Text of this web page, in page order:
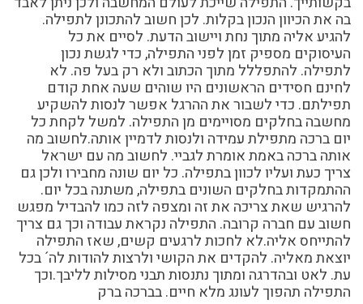
בה את הכיוון הנכון בקלות. לכן חשוב להתכונן לתפילה.
להגיע אליה מתוך נחת ויישוב הדעת. לסיים את כל
העיסוקים מספיק זמן לפני התפילה, כדי לגשת נכון
לתפילה. להתפללל מתוך הכתוב ולא רק בעל פה. לא
לחינם חסידים הראשונים היו שוהים שעה אחת קודם
תפילתם. כדי לשבור את ההרגל אפשר לנסות להשקיע
מחשבה בחלקים מסויימים מן התפילה. למשל לקחת כל
יום ברכה מתפילת עמידה ולנסות לדמיין אותה.לחשוב מה
אותה ברכה באמת אומרת לגביי. לחשוב מה עם ישראל
צריך כעת ועליו לכוון בתפילה. כל יום שונה מחבירו ולכן גם
ההתמקדות בחלקים השונים בתפילה, משתנה בכל יום.
להרגיש שאת צריכה את זה ומצפה לזה כמו להבדיל מפגש
חשוב עם חברה קרובה. התפילה נקראת עבודה וכך גם צריך
להתייחס אליה.לא לחכות לרגעים קשים, שאז התפילה
יוצאת מאליה. להקדים את הקושי ולרצות להודות לה´ בכל
עת. לאט ובהדרגה ומתוך נתנסות תבני מסילות לליבך.וכך
התפילה תהפוך לעונג מלא חיים. בברכה ברק